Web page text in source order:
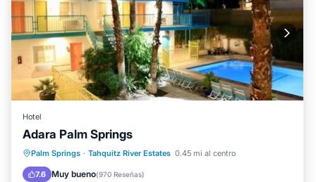
Hotel
Adara Palm Springs
Palm Springs · Tahquitz River Estates 0.45 mi al centro
7.6 Muy bueno(970 Reseñas)
Frente al mar
Bañera de hidromasaje
Desayuno
Aparcamiento